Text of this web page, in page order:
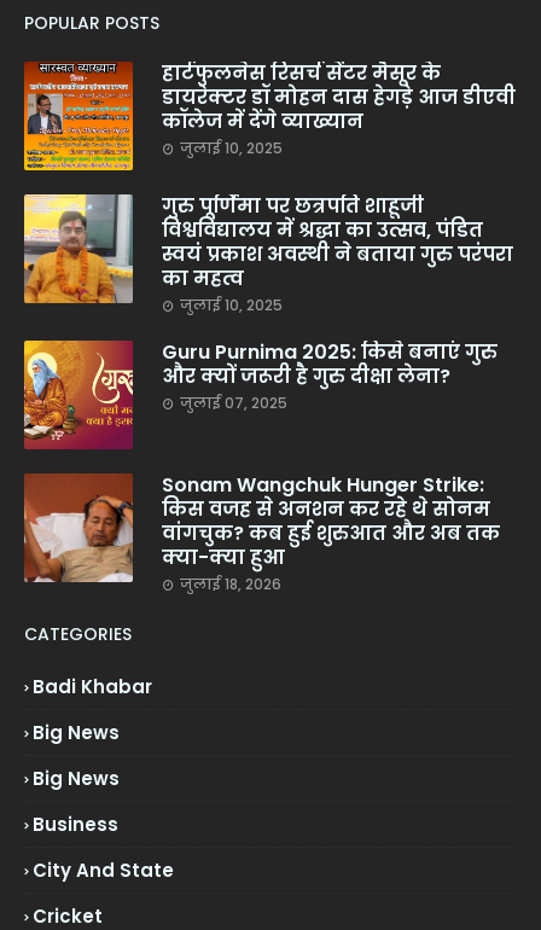
POPULAR POSTS
हार्टफुलनेस रिसर्च सेंटर मैसूर के
डायरेक्टर डॉ मोहन दास हेगड़े आज डीएवी
कॉलेज में देंगे व्याख्यान
जुलाई 10, 2025
गुरु पूर्णिमा पर छत्रपति शाहूजी
विश्वविद्यालय में श्रद्धा का उत्सव, पंडित
स्वयं प्रकाश अवस्थी ने बताया गुरु परंपरा
का महत्व
जुलाई 10, 2025
Guru Purnima 2025: किसे बनाएं गुरु
और क्यों जरूरी है गुरु दीक्षा लेना?
जुलाई 07, 2025
Sonam Wangchuk Hunger Strike:
किस वजह से अनशन कर रहे थे सोनम
वांगचुक? कब हुई शुरुआत और अब तक
क्या-क्या हुआ
जुलाई 18, 2026
CATEGORIES
Badi Khabar
Big News
Big News
Business
City And State
Cricket